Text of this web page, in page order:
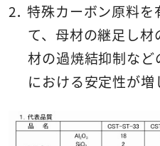
特殊カーボン原料を
て、母材の継足し
材の過焼結抑制な
における安定性が増